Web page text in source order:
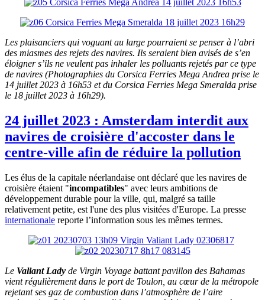
Les plaisanciers qui voguant au large pourraient se penser à l’abri
des miasmes des rejets des navires. Ils seraient bien avisés de s’en
éloigner s’ils ne veulent pas inhaler les polluants rejetés par ce type
de navires (Photographies du Corsica Ferries Mega Andrea prise le
14 juillet 2023 à 16h53 et du Corsica Ferries Mega Smeralda prise
le 18 juillet 2023 à 16h29).
24 juillet 2023 : Amsterdam interdit aux
navires de croisière d'accoster dans le
centre-ville afin de réduire la pollution
Les élus de la capitale néerlandaise ont déclaré que les navires de
croisière étaient "incompatibles" avec leurs ambitions de
développement durable pour la ville, qui, malgré sa taille
relativement petite, est l'une des plus visitées d'Europe. La presse
internationale reporte l’information sous les mêmes termes.
Le Valiant Lady de Virgin Voyage battant pavillon des Bahamas
vient régulièrement dans le port de Toulon, au cœur de la métropole
rejetant ses gaz de combustion dans l’atmosphère de l’aire